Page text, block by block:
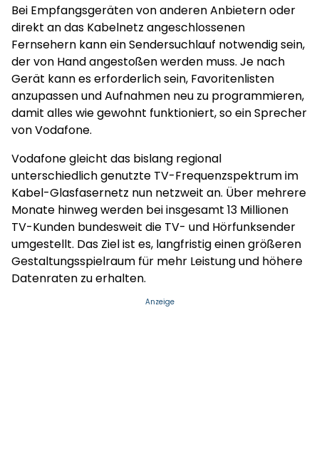
Bei Empfangsgeräten von anderen Anbietern oder
direkt an das Kabelnetz angeschlossenen
Fernsehern kann ein Sendersuchlauf notwendig sein,
der von Hand angestoßen werden muss. Je nach
Gerät kann es erforderlich sein, Favoritenlisten
anzupassen und Aufnahmen neu zu programmieren,
damit alles wie gewohnt funktioniert, so ein Sprecher
von Vodafone.
Vodafone gleicht das bislang regional
unterschiedlich genutzte TV-Frequenzspektrum im
Kabel-Glasfasernetz nun netzweit an. Über mehrere
Monate hinweg werden bei insgesamt 13 Millionen
TV-Kunden bundesweit die TV- und Hörfunksender
umgestellt. Das Ziel ist es, langfristig einen größeren
Gestaltungsspielraum für mehr Leistung und höhere
Datenraten zu erhalten.
Anzeige